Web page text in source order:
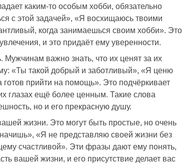
каким-то особым хобби, обязательно
с этой задачей», «Я восхищаюсь твоими
когда занимаешься своим хобби». Это
и это придаёт ему уверенности.
Мужчинам важно знать, что их ценят за их
«Ты такой добрый и заботливый», «Я ценю
готов прийти на помощь». Это подчёркивает
глазах ещё более ценным. Такие слова
но и его прекрасную душу.
жизни. Это могут быть простые, но очень
«Я не представляю своей жизни без
счастливой». Эти фразы дают ему понять,
вашей жизни, и его присутствие делает вас